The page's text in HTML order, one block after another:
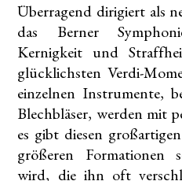
Überragend dirigiert als
das Berner
Kernigkeit und
glücklichsten Verdi-
einzelnen Instrumente,
Blechbläser, werden mit
es gibt diesen
größeren Formationen
wird, die ihn oft